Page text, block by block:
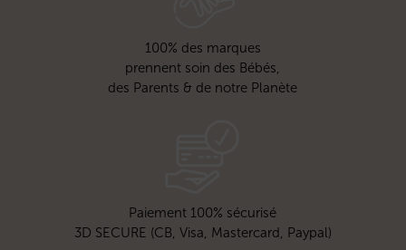
100% des marques
prennent soin des Bébés,
des Parents & de notre Planète
Paiement 100% sécurisé
3D SECURE (CB, Visa, Mastercard, Paypal)